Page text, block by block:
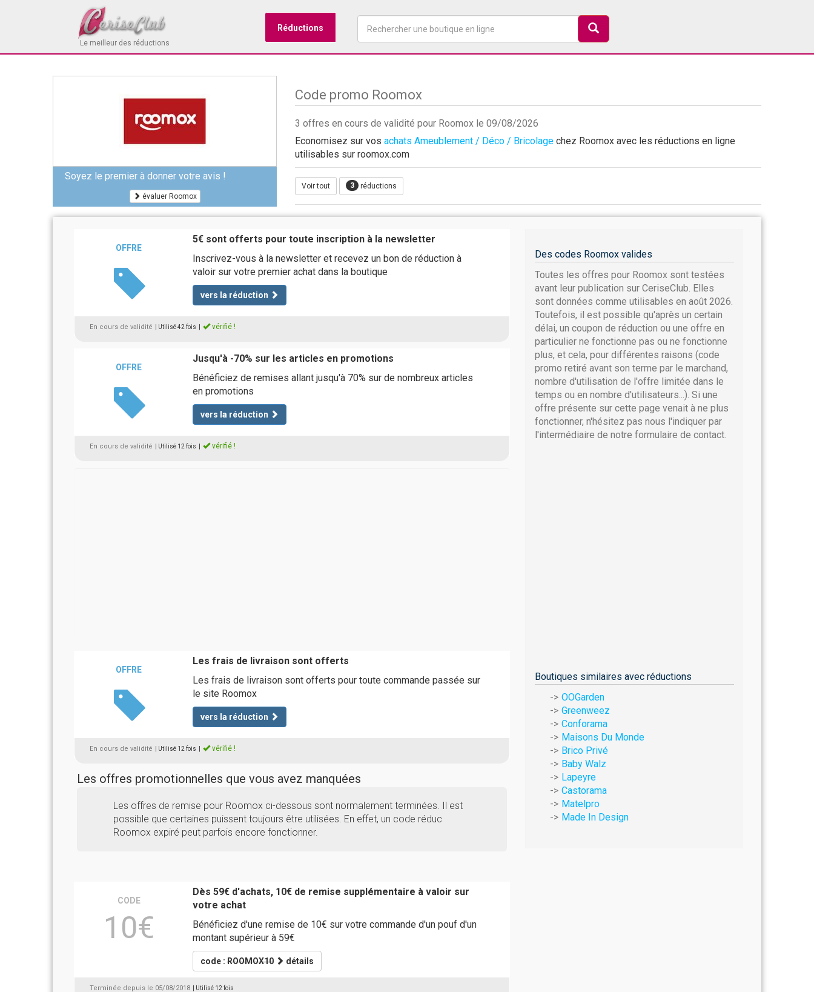
Le meilleur des réductions
Réductions
Soyez le premier à donner votre avis !
évaluer Roomox
Code promo Roomox
3 offres en cours de validité pour Roomox le 09/08/2026
Economisez sur vos achats Ameublement / Déco / Bricolage chez Roomox avec les réductions en ligne
utilisables sur roomox.com
Voir tout 3 réductions
OFFRE
5€ sont offerts pour toute inscription à la newsletter
Inscrivez-vous à la newsletter et recevez un bon de réduction à
valoir sur votre premier achat dans la boutique
vers la réduction
En cours de validité | Utilisé 42 fois vérifié !
OFFRE
Jusqu'à -70% sur les articles en promotions
Bénéficiez de remises allant jusqu'à 70% sur de nombreux articles
en promotions
vers la réduction
En cours de validité | Utilisé 12 fois vérifié !
OFFRE
Les frais de livraison sont offerts
Les frais de livraison sont offerts pour toute commande passée sur
le site Roomox
vers la réduction
En cours de validité | Utilisé 12 fois vérifié !
Les offres promotionnelles que vous avez manquées
Les offres de remise pour Roomox ci-dessous sont normalement terminées. Il est
possible que certaines puissent toujours être utilisées. En effet, un code réduc
Roomox expiré peut parfois encore fonctionner.
CODE
10€
Dès 59€ d'achats, 10€ de remise supplémentaire à valoir sur
votre achat
Bénéficiez d'une remise de 10€ sur votre commande d'un pouf d'un
montant supérieur à 59€
code :ROOMOX10 détails
Terminée depuis le 05/08/2018 | Utilisé 12 fois
Des codes Roomox valides
Toutes les offres pour Roomox sont testées
avant leur publication sur CeriseClub. Elles
sont données comme utilisables en août 2026.
Toutefois, il est possible qu'après un certain
délai, un coupon de réduction ou une offre en
particulier ne fonctionne pas ou ne fonctionne
plus, et cela, pour différentes raisons (code
promo retiré avant son terme par le marchand,
nombre d'utilisation de l'offre limitée dans le
temps ou en nombre d'utilisateurs...). Si une
offre présente sur cette page venait à ne plus
fonctionner, n'hésitez pas nous l'indiquer par
l'intermédiaire de notre formulaire de contact.
Boutiques similaires avec réductions
OOGarden
Greenweez
Conforama
Maisons Du Monde
Brico Privé
Baby Walz
Lapeyre
Castorama
Matelpro
Made In Design